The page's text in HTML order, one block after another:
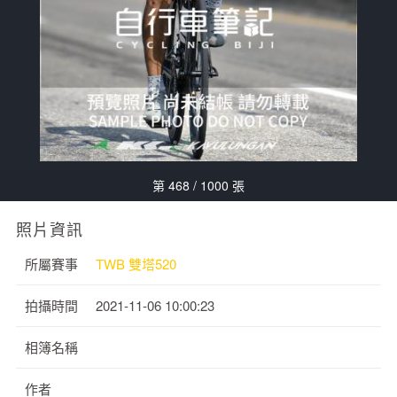
第 468 / 1000 張
照片資訊
所屬賽事 TWB 雙塔520
拍攝時間 2021-11-06 10:00:23
相簿名稱
作者